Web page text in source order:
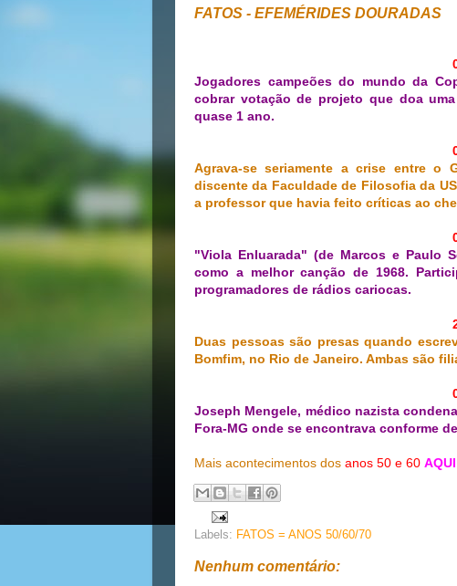
FATOS - EFEMÉRIDES DOURADAS
Jogadores campeões do mundo da
cobrar votação de projeto que doa
quase 1 ano.
Agrava-se seriamente a crise entre o
discente da Faculdade de Filosofia da
a professor que havia feito críticas ao
"Viola Enluarada" (de Marcos e Paulo
como a melhor canção de 1968.
programadores de rádios cariocas.
Duas pessoas são presas quando
Bomfim, no Rio de Janeiro. Ambas são
Joseph Mengele, médico nazista
Fora-MG onde se encontrava conforme
Mais acontecimentos dos anos 50 e 60 AQUI
Labels: FATOS = ANOS 50/60/70
Nenhum comentário: